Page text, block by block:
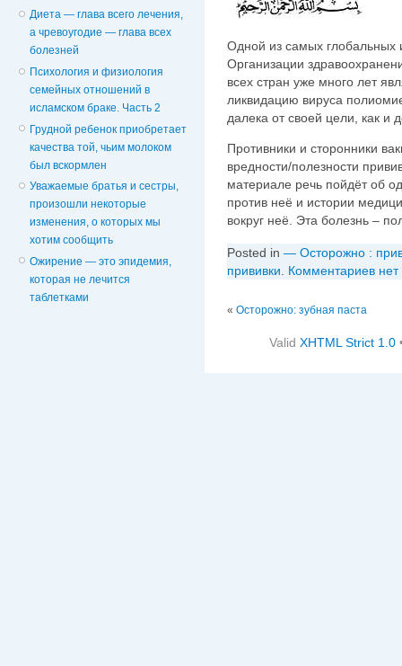
Диета — глава всего лечения,
а чревоугодие — глава всех
болезней
Психология и физиология
семейных отношений в
исламском браке. Часть 2
Грудной ребенок приобретает
качества той, чьим молоком
был вскормлен
Уважаемые братья и сестры,
произошли некоторые
изменения, о которых мы
хотим сообщить
Ожирение — это эпидемия,
которая не лечится
таблетками
Одной из самых глобальных
Организации
всех стран уже много лет
ликвидацию вируса
далека от своей цели, как и
Противники и сторонники
вредности/полезности
материале речь пойдёт об
против неё и истории
вокруг неё. Эта болезнь –
Posted in — Осторожно :
прививки
Комментариев нет
« Осторожно: зубная паста
ValidXHTML Strict 1.0